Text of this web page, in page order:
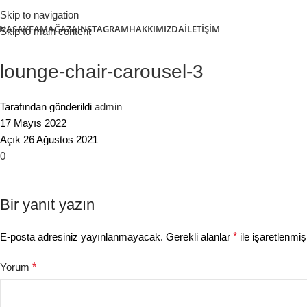
Skip to navigation
Skip to main content
MAĞAZAINSTAGRAMHAKKIMIZDAİLETIŞIM
lounge-chair-carousel-3
Tarafından gönderildi admin
17 Mayıs 2022
Açık 26 Ağustos 2021
0
Bir yanıt yazın
E-posta adresiniz yayınlanmayacak. Gerekli alanlar * ile
Yorum *